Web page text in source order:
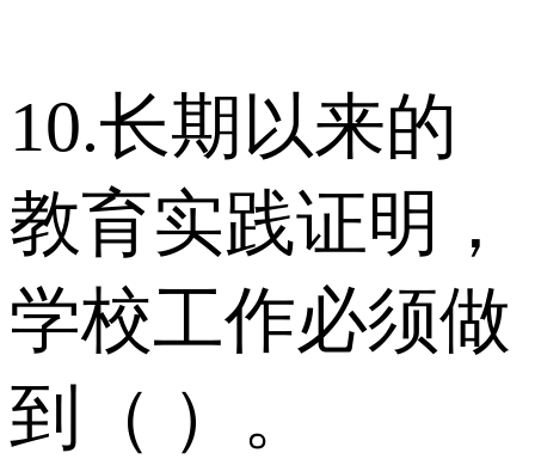
10.长期以来的
教育实践证明，
学校工作必须做
到（ ）。